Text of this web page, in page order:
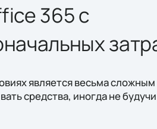
365 c
является весьма сложным
средства, иногда не будучи